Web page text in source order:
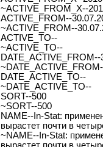
~ACTIVE_FROM_X--
ACTIVE_FROM--
~ACTIVE_FROM--
ACTIVE_TO--
~ACTIVE_TO--
DATE_ACTIVE_FROM--
DATE_ACTIVE_TO--
~DATE_ACTIVE_TO--
SORT--500
~SORT--500
NAME--In-Stat:
вырастет почти в
~NAME--In-Stat: